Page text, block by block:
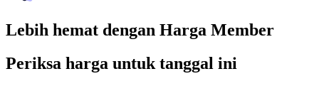
Lebih hemat dengan Harga Member
Periksa harga untuk tanggal ini